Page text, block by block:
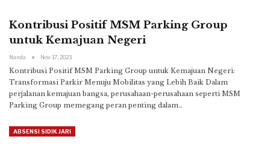
Kontribusi Positif MSM Parking Group
untuk Kemajuan Negeri
Nanda Nov 17, 2023
Kontribusi Positif MSM Parking Group untuk Kemajuan Negeri:
Transformasi Parkir Menuju Mobilitas yang Lebih Baik Dalam
perjalanan kemajuan bangsa, perusahaan-perusahaan seperti MSM
Parking Group memegang peran penting dalam…
ABSENSI SIDIK JARI